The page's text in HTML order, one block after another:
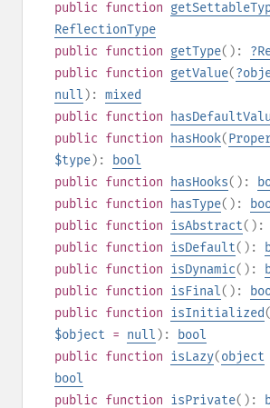
public function
ReflectionType
public function getType(): ?
public function getValue(?
null ): mixed
public function
public function hasHook(
$type):
bool
public function hasHooks():
public function hasType():
public function isAbstract():
public function isDefault():
public function isDynamic():
public function isFinal():
public function isInitialized(
$object = null ):
bool
public function isLazy(object
bool
public function isPrivate():